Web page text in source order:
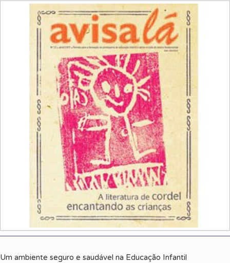
Um ambiente seguro e saudável na Educação Infantil